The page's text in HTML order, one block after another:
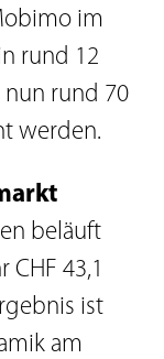
im
rund 12
nun rund 70
werden.
beläuft
CHF 43,1
ist
am